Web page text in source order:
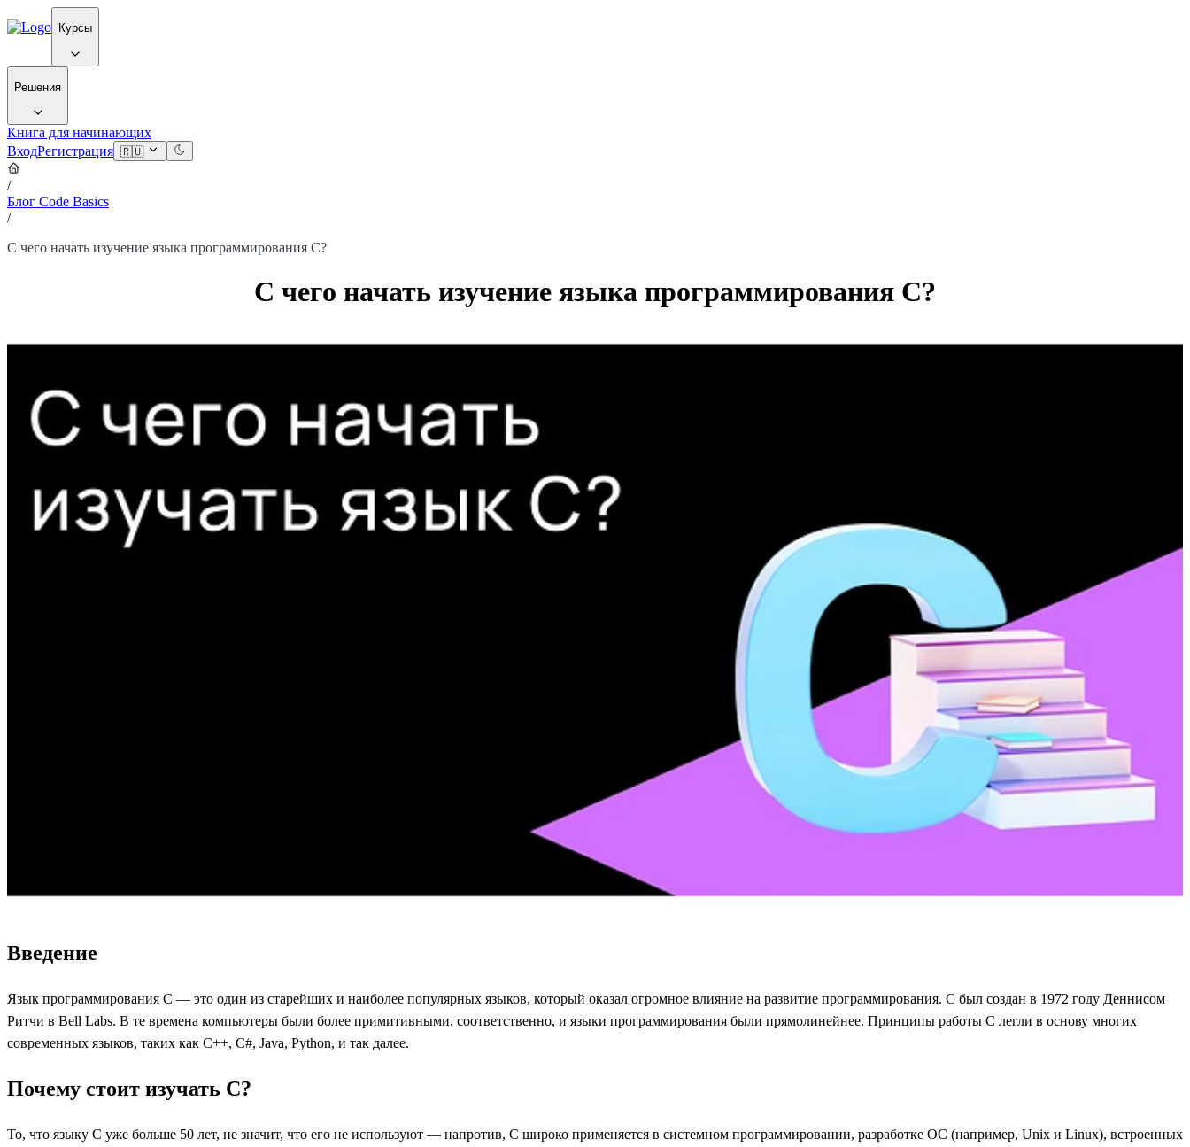
Курсы
Решения
Книга для начинающих
ВходРегистрация 🇷🇺
/
Блог Code Basics
/
С чего начать изучение языка программирования С?
С чего начать изучение языка программирования С?
Введение
Язык программирования С — это один из старейших и наиболее популярных языков, который оказал огромное влияние на развитие программирования. C был создан в 1972 году Деннисом
Ритчи в Bell Labs. В те времена компьютеры были более примитивными, соответственно, и языки программирования были прямолинейнее. Принципы работы С легли в основу многих
современных языков, таких как C++, C#, Java, Python, и так далее.
Почему стоит изучать С?
То, что языку С уже больше 50 лет, не значит, что его не используют — напротив, С широко применяется в системном программировании, разработке ОС (например, Unix и Linux), встроенных